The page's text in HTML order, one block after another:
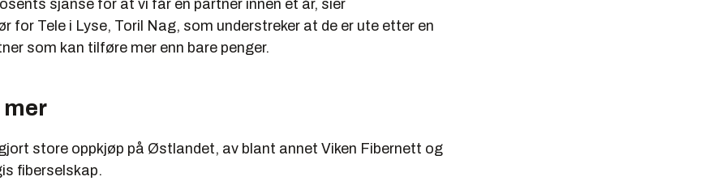
sjanse for at vi får en partner innen et år, sier
for Tele i Lyse, Toril Nag, som understreker at de er ute etter en
som kan tilføre mer enn bare penger.
mer
store oppkjøp på Østlandet, av blant annet Viken Fibernett og
fiberselskap.